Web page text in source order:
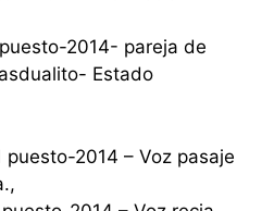
2014- pareja de
Estado
puesto-2014 – Voz pasaje